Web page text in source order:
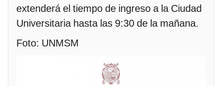
extenderá el tiempo de ingreso a la Ciudad
Universitaria hasta las 9:30 de la mañana.
Foto: UNMSM